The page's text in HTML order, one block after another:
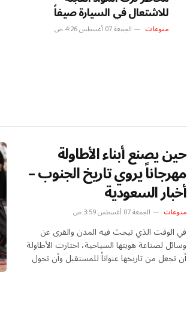
للاشتعال في السيارة صيفاً
منوعات الجمعة 07 أغسطس 4:26 ص
حين يصنع أبناء الأطاولة
مهرجاناً يروي تاريخ الجنوب –
أخبار السعودية
منوعات الجمعة 07 أغسطس 3:59 ص
في الوقت الذي تبحث فيه المدن والقرى عن
وسائل لصناعة هويتها السياحية، اختارت الأطاولة
أن تجعل من تاريخها عنواناً للمستقبل وأن تحول